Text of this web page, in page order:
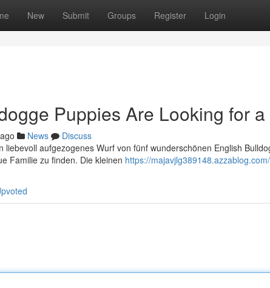
New Submit Groups Register Login
Puppies Are Looking for
News
Discuss
liebevoll aufgezogenes Wurf von fünf wunderschönen English
Familie zu finden. Die kleinen https://